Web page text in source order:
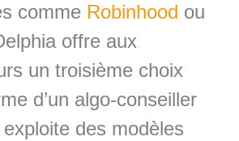
comme Robinhood ou
offre aux
un troisième choix
d’un algo-conseiller
des modèles